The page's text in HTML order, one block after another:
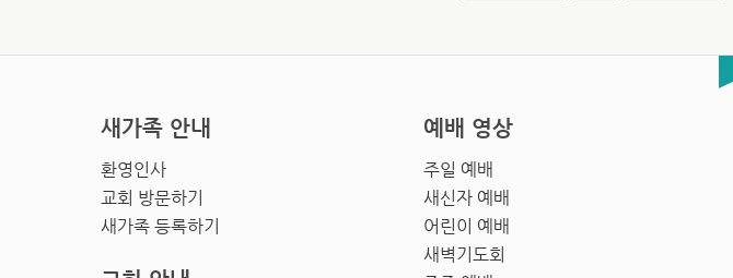
새가족 안내
환영인사
교회 방문하기
새가족 등록하기
예배 영상
주일 예배
새신자 예배
어린이 예배
새벽기도회